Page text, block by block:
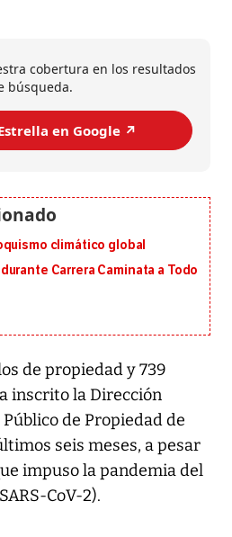
cobertura en los resultados
búsqueda.
en Google ↗️
climático global
Carrera Caminata a Todo
de propiedad y 739
inscrito la Dirección
de Propiedad de
seis meses, a pesar
impuso la pandemia del
CoV-2).